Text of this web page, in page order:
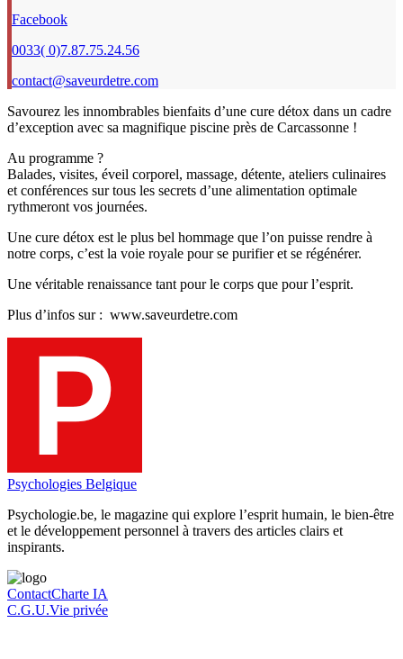
Facebook
0033( 0)7.87.75.24.56
contact@saveurdetre.com
Savourez les innombrables bienfaits d’une cure détox dans un cadre
d’exception avec sa magnifique piscine près de Carcassonne !
Au programme ?
Balades, visites, éveil corporel, massage, détente, ateliers culinaires
et conférences sur tous les secrets d’une alimentation optimale
rythmeront vos journées.
Une cure détox est le plus bel hommage que l’on puisse rendre à
notre corps, c’est la voie royale pour se purifier et se régénérer.
Une véritable renaissance tant pour le corps que pour l’esprit.
Plus d’infos sur : www.saveurdetre.com
Psychologies Belgique
Psychologie.be, le magazine qui explore l’esprit humain, le bien-être
et le développement personnel à travers des articles clairs et
inspirants.
ContactCharte IA
C.G.U.Vie privée